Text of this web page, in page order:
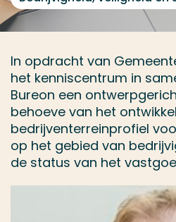
In opdracht van
het kenniscentrum in
Bureon een
behoeve van het
bedrijventerreinprofiel
op het gebied van
de status van het